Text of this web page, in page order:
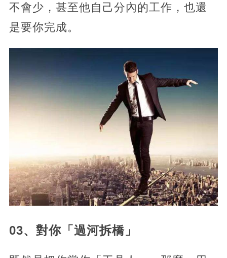
不會少，甚至他自己分內的工作，也還
是要你完成。
03、對你「過河拆橋」